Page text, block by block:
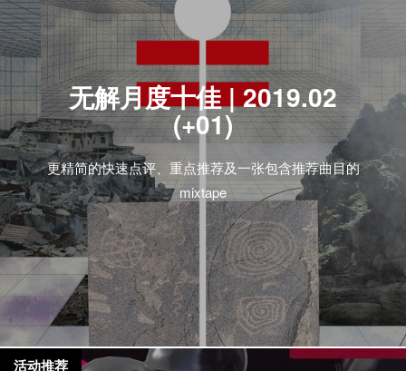
无解月度十佳 | 2019.02
(+01)
更精简的快速点评、重点推荐及一张包含推荐曲目的
mixtape
活动推荐